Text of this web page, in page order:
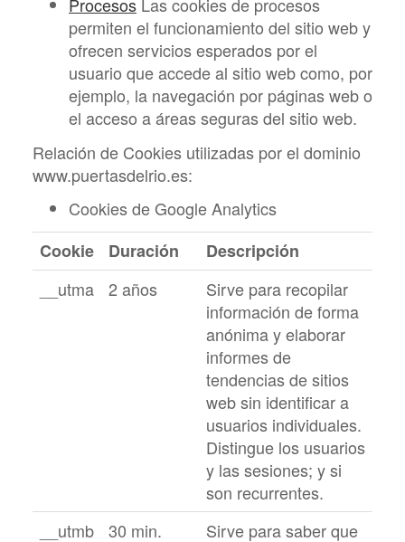
permiten el funcionamiento del sitio web y
ofrecen servicios esperados por el
usuario que accede al sitio web como, por
ejemplo, la navegación por páginas web o
el acceso a áreas seguras del sitio web.
Relación de Cookies utilizadas por el dominio
www.puertasdelrio.es:
Cookies de Google Analytics
Cookie
Duración
Descripción
__utma
2 años
Sirve para recopilar
información de forma
anónima y elaborar
informes de
tendencias de sitios
web sin identificar a
usuarios individuales.
Distingue los usuarios
y las sesiones; y si
son recurrentes.
__utmb
30 min.
Sirve para saber que